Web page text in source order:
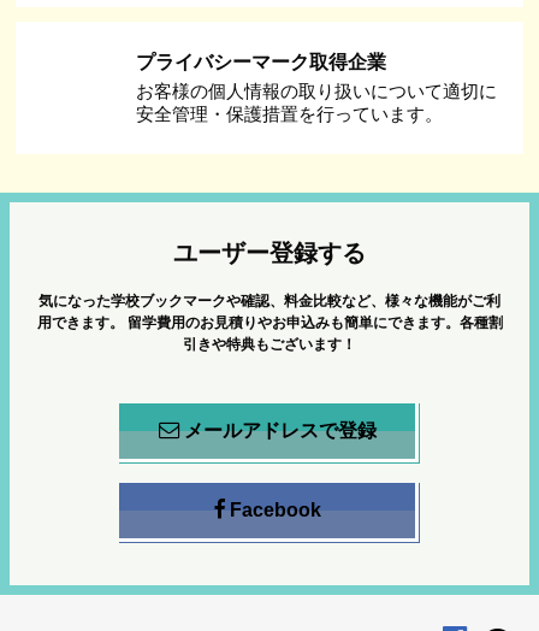
プライバシーマーク取得企業
お客様の個人情報の取り扱いについて適切に
安全管理・保護措置を行っています。
ユーザー登録する
気になった学校ブックマークや確認、料金比較など、様々な機能がご利
用できます。
留学費用のお見積りやお申込みも簡単にできます。各種割
引きや特典もございます！
メールアドレスで登録
Facebook